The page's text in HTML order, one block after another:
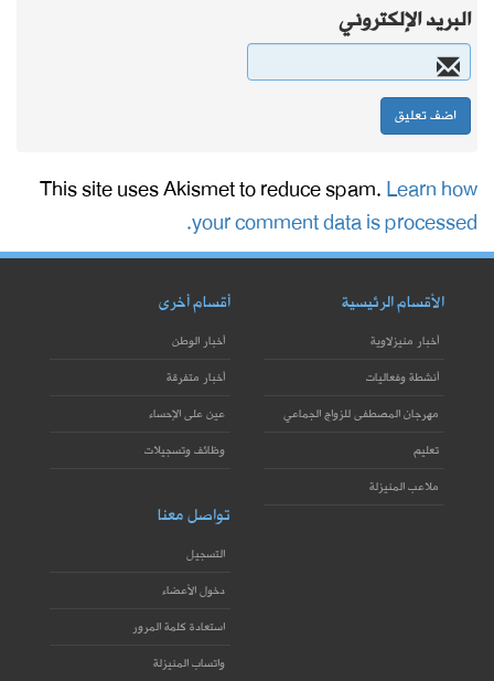
البريد الإلكتروني
This site uses Akismet to reduce spam.Learn how
your comment data is processed.
الأقسام الرئيسية
أخبار منيزلاوية
أنشطة وفعاليات
مهرجان المصطفى للزواج الجماعي
تعليم
ملاعب المنيزلة
أقسام أخرى
أخبار الوطن
أخبار متفرقة
عين على الإحساء
وظائف وتسجيلات
تواصل معنا
التسجيل
دخول الأعضاء
استعادة كلمة المرور
واتساب المنيزلة